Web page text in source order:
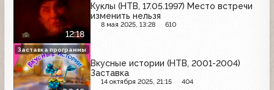
12:18
Куклы (НТВ, 17.05.1997) Место встречи
изменить нельзя
8 мая 2025, 13:28 610
Вкусные истории (НТВ, 2001-2004)
Заставка
14 октября 2025, 21:15 404
Заставка программы